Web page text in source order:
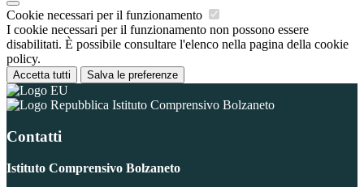
Cookie necessari per il funzionamento
I cookie necessari per il funzionamento non possono essere
disabilitati. È possibile consultare l'elenco nella pagina della cookie
policy.
Accetta tutti Salva le preferenze
Istituto Comprensivo Bolzaneto
Contatti
Istituto Comprensivo Bolzaneto